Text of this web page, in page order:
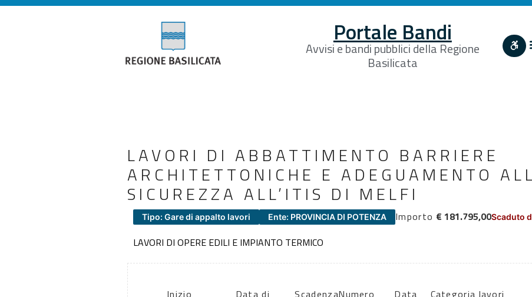
Portale Bandi
Avvisi e bandi pubblici della Regione
Basilicata
LAVORI DI ABBATTIMENTO BARRIERE
ARCHITETTONICHE E ADEGUAMENTO
SICUREZZA ALL’ITIS DI MELFI
Tipo: Gare di appalto lavori Ente: PROVINCIA DI POTENZA Importo € 181.795,00Scaduto
LAVORI DI OPERE EDILI E IMPIANTO TERMICO
Inizio
Data di
Scadenza:Numero
Data
Categoria lavori